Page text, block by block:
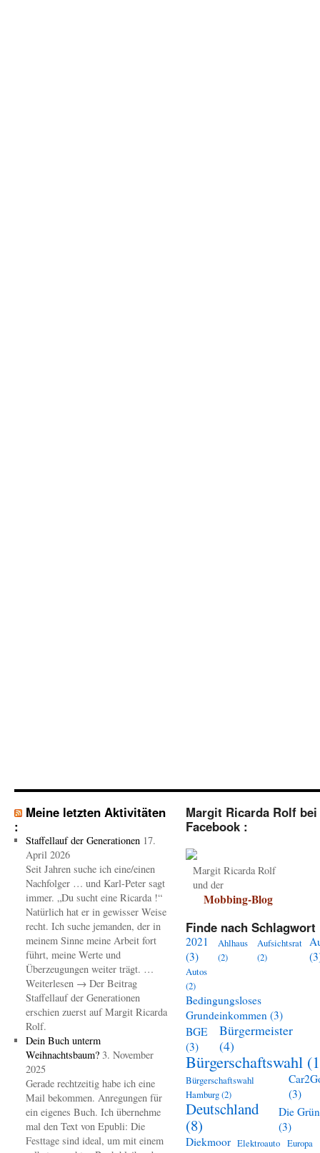
Meine letzten Aktivitäten
:
Staffellauf der Generationen 17.
April 2026
Seit Jahren suche ich eine/einen
Nachfolger … und Karl-Peter sagt
immer. „Du sucht eine Ricarda !“
Natürlich hat er in gewisser Weise
recht. Ich suche jemanden, der in
meinem Sinne meine Arbeit fort
führt, meine Werte und
Überzeugungen weiter trägt. …
Weiterlesen → Der Beitrag
Staffellauf der Generationen
erschien zuerst auf Margit Ricarda
Rolf.
Dein Buch unterm
Weihnachtsbaum? 3. November
2025
Gerade rechtzeitig habe ich eine
Mail bekommen. Anregungen für
ein eigenes Buch. Ich übernehme
mal den Text von Epubli: Die
Festtage sind ideal, um mit einem
Margit Ricarda Rolf bei
Facebook :
Margit Ricarda Rolf
und der
Mobbing-Blog
Finde nach Schlagwort
2021
(3)
Ahlhaus
(2)
Aufsichtsrat
(2)
Autos
(2)
Bedingungsloses
Grundeinkommen (3)
BGE
(3)
Bürgermeister
(4)
Bürgerschaftswahl
Bürgerschaftswahl
Hamburg(2)
(3)
Deutschland
(8)
Die
(3)
Diekmoor Elektroauto Europa